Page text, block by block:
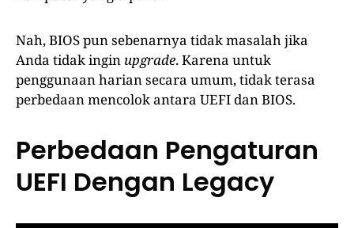
Nah, BIOS pun sebenarnya tidak masalah jika
Anda tidak ingin upgrade. Karena untuk
penggunaan harian secara umum, tidak terasa
perbedaan mencolok antara UEFI dan BIOS.
Perbedaan Pengaturan
UEFI Dengan Legacy